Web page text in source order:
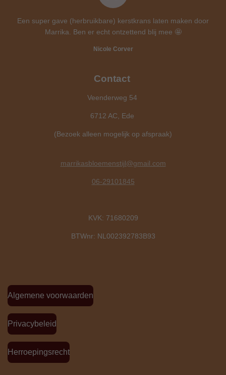
Een super gave (herbruikbare) kerstkrans laten maken door
Marrika. Ben er echt ontzettend blij mee 🤩
Nicole Corver
Contact
Veenderweg 54
6712 AC, Ede
(Bezoek alleen mogelijk op afspraak)
marrikasbloemenstijl@gmail.com
06-29101845
KVK: 71680209
BTWnr: NL002392783B93
Algemene voorwaarden
Privacybeleid
Herroepingsrecht